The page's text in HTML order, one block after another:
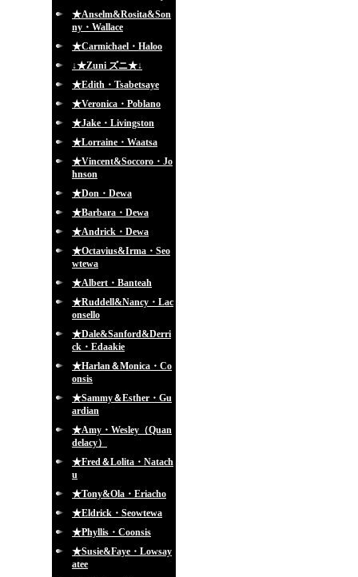
★Anselm&Rosita&Son
ny・Wallace
★Carmichael・Haloo
↓★Zuni ズニ★↓
★Edith・Tsabetsaye
★Veronica・Poblano
★Jake・Livingston
★Lorraine・Waatsa
★Vincent&Soccoro・Jo
hnson
★Don・Dewa
★Barbara・Dewa
★Andrick・Dewa
★Octavius&Irma・Seo
wtewa
★Albert・Banteah
★Ruddell&Nancy・Lac
onsello
★Dale&Sanford&Derri
ck・Edaakie
★Harlan＆Monica・Co
onsis
★Sammy＆Esther・Gu
ardian
★Amy・Wesley（Quan
delacy）
★Fred＆Lolita・Natach
u
★Tony&Ola・Eriacho
★Eldrick・Seowtewa
★Phyllis・Coonsis
★Susie&Faye・Lowsay
atee